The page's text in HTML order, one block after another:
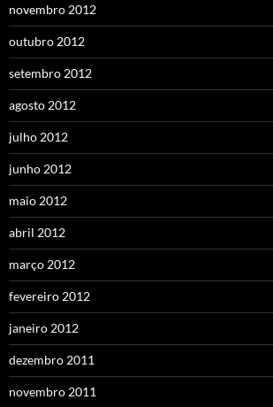
novembro 2012
outubro 2012
setembro 2012
agosto 2012
julho 2012
junho 2012
maio 2012
abril 2012
março 2012
fevereiro 2012
janeiro 2012
dezembro 2011
novembro 2011